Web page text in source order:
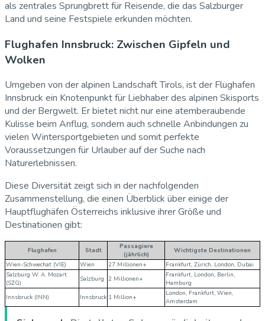
als zentrales Sprungbrett für Reisende, die das Salzburger
Land und seine Festspiele erkunden möchten.
Flughafen Innsbruck: Zwischen Gipfeln und
Wolken
Umgeben von der alpinen Landschaft Tirols, ist der Flughafen
Innsbruck ein Knotenpunkt für Liebhaber des alpinen Skisports
und der Bergwelt. Er bietet nicht nur eine atemberaubende
Kulisse beim Anflug, sondern auch schnelle Anbindungen zu
vielen Wintersportgebieten und somit perfekte
Voraussetzungen für Urlauber auf der Suche nach
Naturerlebnissen.
Diese Diversität zeigt sich in der nachfolgenden
Zusammenstellung, die einen Überblick über einige der
Hauptflughäfen Österreichs inklusive ihrer Größe und
Destinationen gibt:
Flughafen Stadt
Passagiere
(jährlich)
Wichtigste Destinationen
Wien-Schwechat (VIE)
Wien 27 Millionen+
Frankfurt, Zürich, London, Dubai
Salzburg W. A. Mozart
(SZG)
Salzburg 2 Millionen+
Frankfurt, London, Berlin,
Hamburg
Innsbruck (INN)
Innsbruck 1 Million+
London, Frankfurt, Wien,
Amsterdam